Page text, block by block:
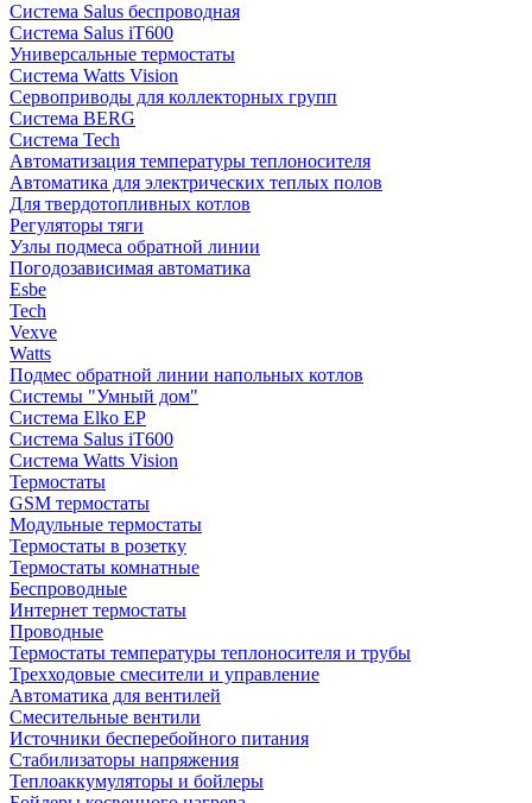
Система Salus беспроводная
Система Salus iT600
Универсальные термостаты
Система Watts Vision
Сервоприводы для коллекторных групп
Система BERG
Система Tech
Автоматизация температуры теплоносителя
Автоматика для электрических теплых полов
Для твердотопливных котлов
Регуляторы тяги
Узлы подмеса обратной линии
Погодозависимая автоматика
Esbe
Tech
Vexve
Watts
Подмес обратной линии напольных котлов
Системы "Умный дом"
Система Elko EP
Система Salus iT600
Система Watts Vision
Термостаты
GSM термостаты
Модульные термостаты
Термостаты в розетку
Термостаты комнатные
Беспроводные
Интернет термостаты
Проводные
Термостаты температуры теплоносителя и трубы
Трехходовые смесители и управление
Автоматика для вентилей
Смесительные вентили
Источники бесперебойного питания
Стабилизаторы напряжения
Теплоаккумуляторы и бойлеры